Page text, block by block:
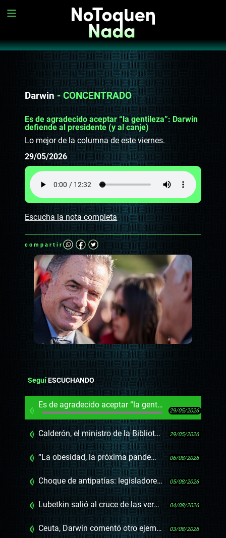
Darwin- CONCENTRADO
Es de agradecido aceptar “la gentileza”: Darwin
defiende al presidente (y al canje)
Lo mejor de la columna de este viernes.
29/05/2026
Escucha la nota completa
compartir
SeguíESCUCHANDO
Es de agradecido aceptar “la gentileza”: Darwin defiende al presidente (y al canje)
29/05/2026
Calderón, el ministro de la Biblioteca Nacional del futuro, y Arim, el gladiador de la cultura sin un peso 29/05/2026
“La obesidad, la próxima pandemia silenciosa” y otras frases infelices 06/08/2026
Choque de antipatías: legisladores de la oposición en Israel 05/08/2026
Lubetkin salió al cruce de las versiones sobre los deportados cubanos 04/08/2026
Ceuta, Darwin comentó otro ejemplo de la resiliencia de Pedro Sánchez 03/08/2026